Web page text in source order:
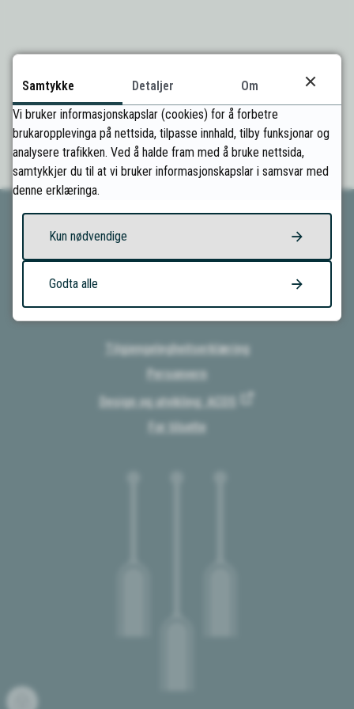
Fann du det du leitte etter?
Ja
Tilgjengelegheitserklæring
Personvern
Design og utvikling: ACOS
For tilsette
Samtykke Detaljer
Om
Vi bruker informasjonskapslar (cookies) for å forbetre
brukaropplevinga på nettsida, tilpasse innhald, tilby funksjonar og
analysere trafikken. Ved å halde fram med å bruke nettsida,
samtykkjer du til at vi bruker informasjonskapslar i samsvar med
denne erklæringa.
Kun nødvendige
Godta alle